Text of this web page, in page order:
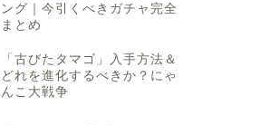
ング｜今引くべきガチャ完全
まとめ
「古びたタマゴ」入手方法＆
どれを進化するべきか？にゃ
んこ大戦争